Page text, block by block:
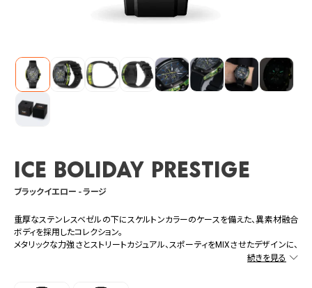
ICE boliday Prestige
ブラックイエロー - ラージ
重厚なステンレスベゼルの下にスケルトンカラーのケースを備えた、異素材融合
ボディを採用したコレクション。
メタリックな力強さとストリートカジュアル、スポーティをMIXさせたデザインに、
三つ目のマルチファンクション（日表示、24時間表示、曜表示）を搭載。見た目も